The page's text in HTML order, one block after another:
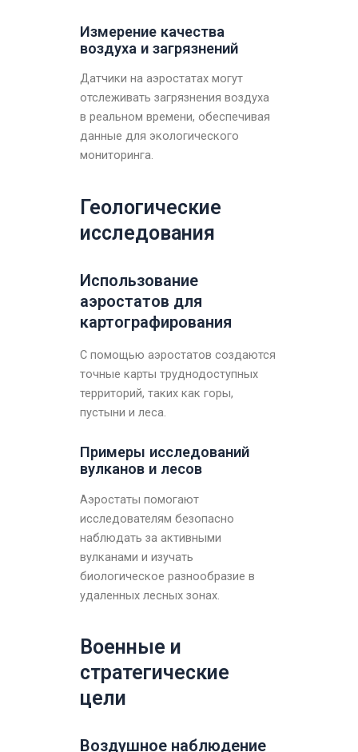
Измерение качества
воздуха и загрязнений
Датчики на аэростатах могут
отслеживать загрязнения воздуха
в реальном времени, обеспечивая
данные для экологического
мониторинга.
Геологические
исследования
Использование
аэростатов для
картографирования
С помощью аэростатов создаются
точные карты труднодоступных
территорий, таких как горы,
пустыни и леса.
Примеры исследований
вулканов и лесов
Аэростаты помогают
исследователям безопасно
наблюдать за активными
вулканами и изучать
биологическое разнообразие в
удаленных лесных зонах.
Военные и
стратегические
цели
Воздушное наблюдение